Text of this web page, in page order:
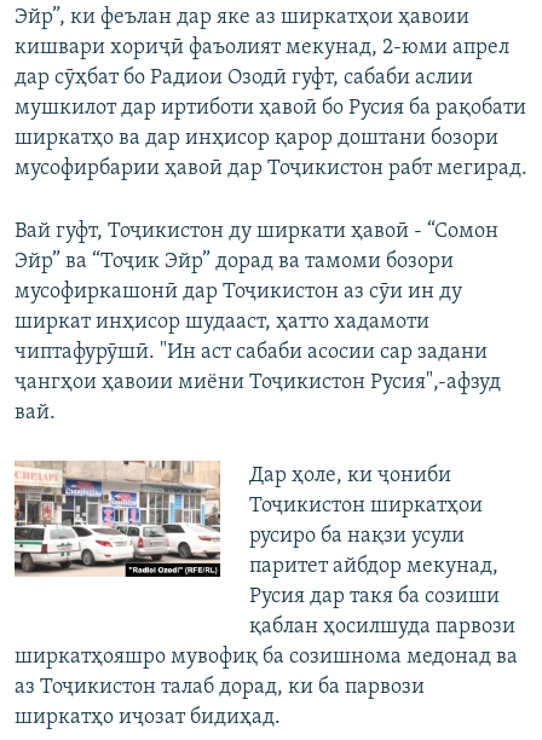
Эйр”, ки феълан дар яке аз ширкатҳои ҳавоии
кишвари хориҷӣ фаъолият мекунад, 2-юми апрел
дар сӯҳбат бо Радиои Озодӣ гуфт, сабаби аслии
мушкилот дар иртиботи ҳавоӣ бо Русия ба рақобати
ширкатҳо ва дар инҳисор қарор доштани бозори
мусофирбарии ҳавоӣ дар Тоҷикистон рабт мегирад.
Вай гуфт, Тоҷикистон ду ширкати ҳавоӣ - “Сомон
Эйр” ва “Тоҷик Эйр” дорад ва тамоми бозори
мусофиркашонӣ дар Тоҷикистон аз сӯи ин ду
ширкат инҳисор шудааст, ҳатто хадамоти
чиптафурӯшӣ. "Ин аст сабаби асосии сар задани
ҷангҳои ҳавоии миёни Тоҷикистон Русия",-афзуд
вай.
Дар ҳоле, ки ҷониби
Тоҷикистон ширкатҳои
русиро ба нақзи усули
паритет айбдор мекунад,
Русия дар такя ба созиши
қаблан ҳосилшуда парвози
ширкатҳояшро мувофиқ ба созишнома медонад ва
аз Тоҷикистон талаб дорад, ки ба парвози
ширкатҳо иҷозат бидиҳад.